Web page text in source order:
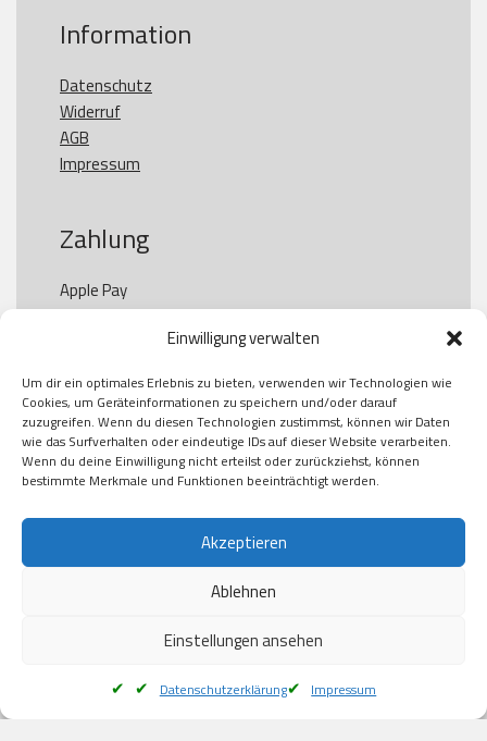
Einwilligung verwalten
Um dir ein optimales Erlebnis zu bieten, verwenden wir Technologien wie
Cookies, um Geräteinformationen zu speichern und/oder darauf
zuzugreifen. Wenn du diesen Technologien zustimmst, können wir Daten
wie das Surfverhalten oder eindeutige IDs auf dieser Website verarbeiten.
Wenn du deine Einwilligung nicht erteilst oder zurückziehst, können
bestimmte Merkmale und Funktionen beeinträchtigt werden.
Akzeptieren
Ablehnen
Einstellungen ansehen
Datenschutzerklärung Impressum
Information
Datenschutz
Widerruf
AGB
Impressum
Zahlung
Apple Pay
Paypal
Kauf auf Rechung
Klarna
American Express